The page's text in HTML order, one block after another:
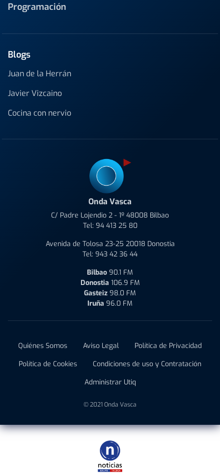
Programación
Blogs
Juan de la Herrán
Javier Vizcaino
Cocina con nervio
Onda Vasca
C/ Padre Lojendio 2 - 1º 48008 Bilbao
Tel: 94 413 25 80
Avenida de Tolosa 23-25 20018 Donostia
Tel: 943 42 36 44
Bilbao 90.1 FM
Donostia 106.9 FM
Gasteiz 98.0 FM
Iruña 96.0 FM
Quiénes Somos Aviso Legal
Política de Privacidad
Política de Cookies
Condiciones de uso y Contratación
Administrar Utiq
© 2021 Onda Vasca